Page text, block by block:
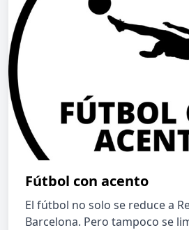
Fútbol con acento
El fútbol no solo se reduce a
Barcelona. Pero tampoco se